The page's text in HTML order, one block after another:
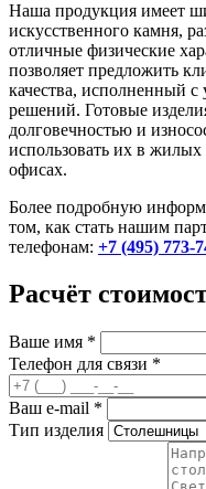
Наша продукция имеет
искусственного камня,
отличные физические
позволяет предложить
качества, исполненный
решений. Готовые
долговечностью и
использовать их в
офисах.
Более подробную
том, как стать нашим
телефонам: +7 (495) 773-
Расчёт
Ваше имя *
Телефон для связи *
Ваш e-mail *
Тип изделия